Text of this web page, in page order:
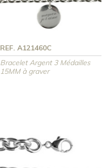
REF. A121460C
Bracelet Argent 3 Médailles
15MM à graver